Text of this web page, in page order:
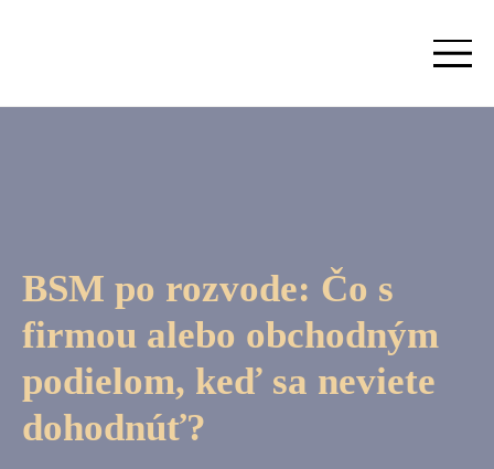
BSM po rozvode: Čo s
firmou alebo obchodným
podielom, keď sa neviete
dohodnúť?